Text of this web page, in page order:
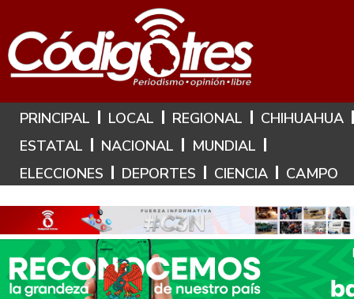
Hoy es: 8 de Agosto de 2026
PRINCIPAL LOCAL REGIONAL
CHIHUAHUA
ESTATAL
NACIONAL
MUNDIAL
ELECCIONES
DEPORTES CIENCIA CAMPO